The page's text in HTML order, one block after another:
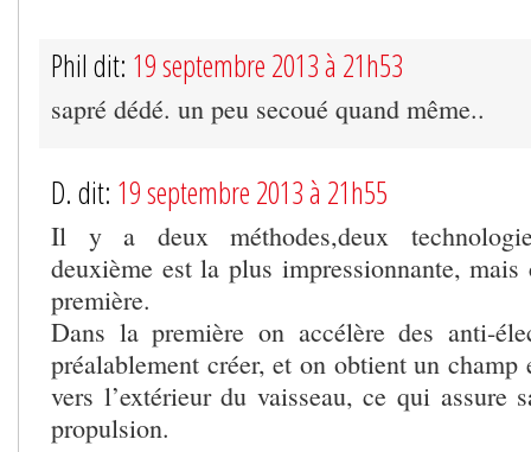
Phil dit: 19 septembre 2013 à 21h53
sapré dédé. un peu secoué quand même..
D. dit: 19 septembre 2013 à 21h55
Il y a deux méthodes,deux
deuxième est la plus impressionnante, mais
première.
Dans la première on accélère des anti-
préalablement créer, et on obtient un champ
vers l’extérieur du vaisseau, ce qui assure
propulsion.